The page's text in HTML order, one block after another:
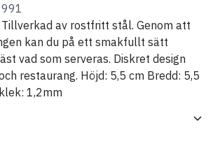
av rostfritt stål. Genom att
kan du på ett smakfullt sätt
vad som serveras. Diskret design
restaurang. Höjd: 5,5 cm Bredd: 5,5
1,2mm